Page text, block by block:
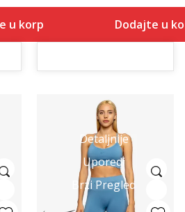
u korpu Dodajte u
Detaljnije
Uporedi
Brzi Pregled